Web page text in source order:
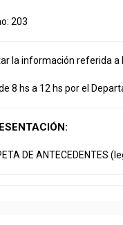
203
la información referida a
8 hs a 12 hs por el
DE ANTECEDENTES